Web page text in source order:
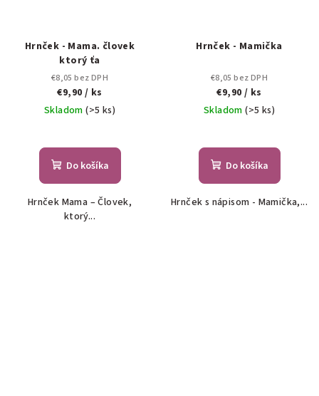
Hrnček - Mama. človek
ktorý ťa
€8,05 bez DPH
€9,90 / ks
Skladom(>5 ks)
Do košíka
Hrnček Mama – Človek,
ktorý...
Hrnček - Mamička
€8,05 bez DPH
€9,90 / ks
Skladom(>5 ks)
Do košíka
Hrnček s nápisom - Mamička,...